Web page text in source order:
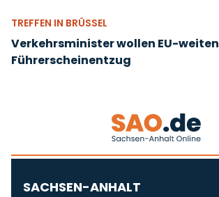
TREFFEN IN BRÜSSEL
Verkehrsminister wollen EU-weiten
Führerscheinentzug
SACHSEN-ANHALT